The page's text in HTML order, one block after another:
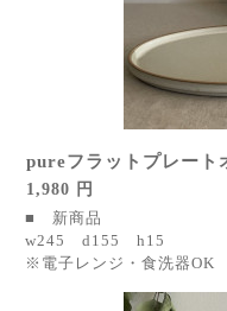
pureフラットプレート
1,980 円
■ 新商品
w245 d155 h15
※電子レンジ・食洗器OK